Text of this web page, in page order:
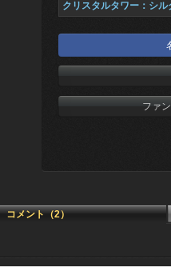
クリスタルタワー：シル
ファ
コメント（2）